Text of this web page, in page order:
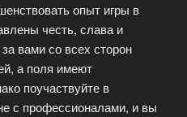
опыт игры в
честь, слава и
вами со всех сторон
а поля имеют
поучаствуйте в
с профессионалами, и вы